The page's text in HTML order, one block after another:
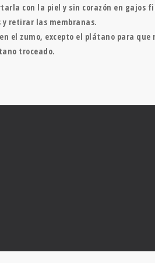
con la piel y sin corazón en
retirar las membranas.
el zumo, excepto el plátano para que
troceado.